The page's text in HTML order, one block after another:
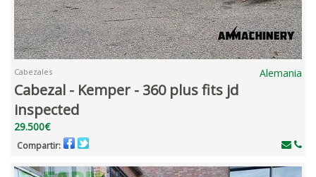
Cabezales Alemania
Cabezal - Kemper - 360 plus fits jd
inspected
29.500€
Compartir: